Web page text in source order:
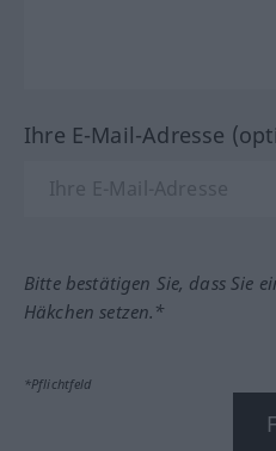
Ihre E-Mail-Adresse
Bitte bestätigen Sie, dass Sie
Häkchen setzen.*
*Pflichtfeld